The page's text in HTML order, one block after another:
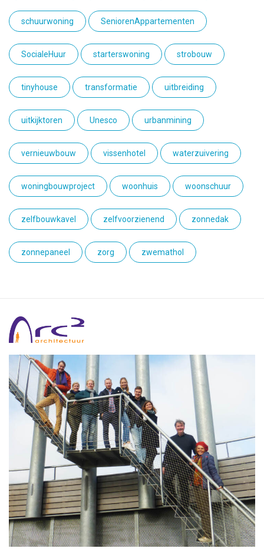
schuurwoning SeniorenAppartementen
SocialeHuur starterswoning strobouw
tinyhouse transformatie uitbreiding
uitkijktoren Unesco urbanmining
vernieuwbouw vissenhotel waterzuivering
woningbouwproject woonhuis woonschuur
zelfbouwkavel zelfvoorzienend zonnedak
zonnepaneel zorg zwemathol